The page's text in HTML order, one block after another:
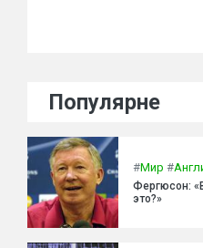
Популярне
#Мир #
Фергюсон:
это?»